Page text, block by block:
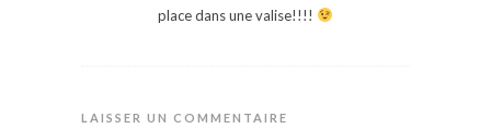
place dans une valise!!!!
LAISSER UN COMMENTAIRE